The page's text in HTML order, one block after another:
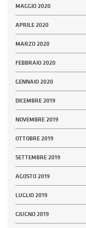
MAGGIO 2020
APRILE 2020
MARZO 2020
FEBBRAIO 2020
GENNAIO 2020
DICEMBRE 2019
NOVEMBRE 2019
OTTOBRE 2019
SETTEMBRE 2019
AGOSTO 2019
LUGLIO 2019
GIUGNO 2019